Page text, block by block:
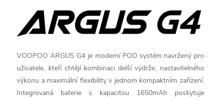
VOOPOO ARGUS G4 je moderní POD systém navržený pro
uživatele, kteří chtějí kombinaci delší výdrže, nastavitelného
výkonu a maximální flexibility v jednom kompaktním zařízení.
Integrovaná baterie s kapacitou 1650mAh poskytuje